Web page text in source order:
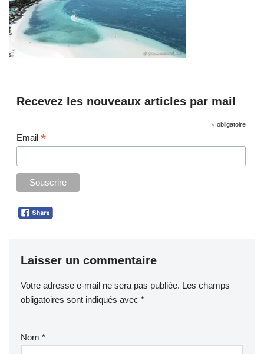
Recevez les nouveaux articles par mail
*obligatoire
Email *
Laisser un commentaire
Votre adresse e-mail ne sera pas publiée. Les champs
obligatoires sont indiqués avec *
Nom *